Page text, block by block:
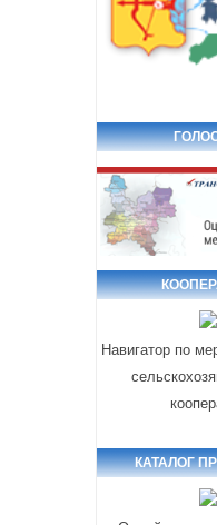
Навигатор по
КАТАЛОГ